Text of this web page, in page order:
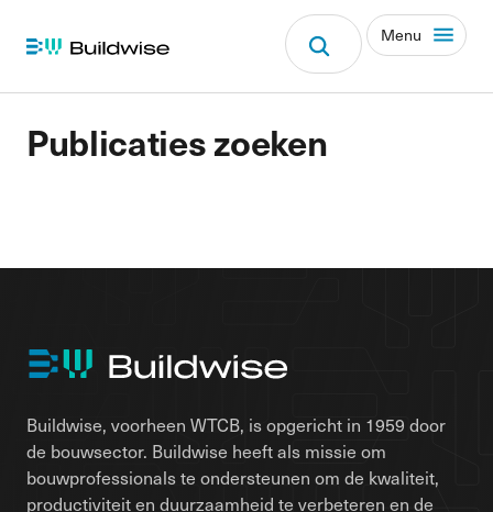
Menu
Publicaties zoeken
Buildwise, voorheen WTCB, is opgericht in 1959 door
de bouwsector. Buildwise heeft als missie om
bouwprofessionals te ondersteunen om de kwaliteit,
productiviteit en duurzaamheid te verbeteren en de